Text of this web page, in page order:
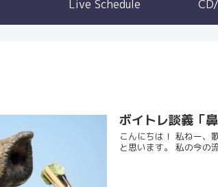
Live Schedule
ボイトレ談義「
こんにちは！ 私ねー、
と思います。 私の今の